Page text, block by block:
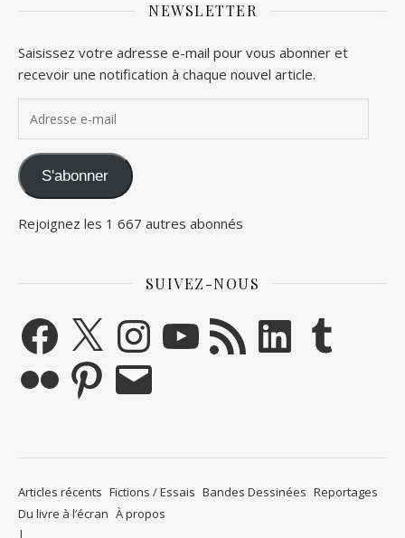
NEWSLETTER
Saisissez votre adresse e-mail pour vous abonner et
recevoir une notification à chaque nouvel article.
S'abonner
Rejoignez les 1 667 autres abonnés
SUIVEZ-NOUS
Facebook
X InstagramYouTubeFlux RSSLinkedIn Tumblr
PinterestE-mail
Articles récents Fictions / Essais Bandes Dessinées Reportages
Du livre à l’écran À propos